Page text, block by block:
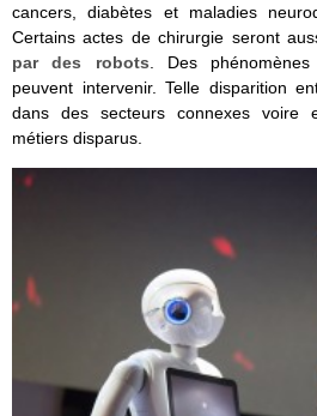
cancers, diabètes et maladies
Certains actes de chirurgie seront
par des robots . Des
peuvent intervenir. Telle disparition
dans des secteurs connexes voire
métiers disparus.